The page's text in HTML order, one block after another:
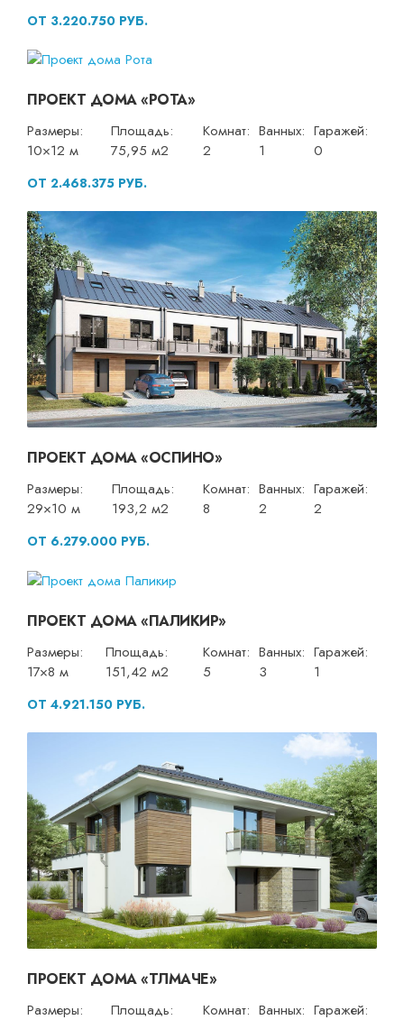
ОТ 3.220.750 РУБ.
ПРОЕКТ ДОМА «РОТА»
Размеры:
10×12 м
Площадь:
75,95 м2
Комнат:
2
Ванных:
1
Гаражей:
0
ОТ 2.468.375 РУБ.
ПРОЕКТ ДОМА «ОСПИНО»
Размеры:
29×10 м
Площадь:
193,2 м2
Комнат:
8
Ванных:
2
Гаражей:
2
ОТ 6.279.000 РУБ.
ПРОЕКТ ДОМА «ПАЛИКИР»
Размеры:
17×8 м
Площадь:
151,42 м2
Комнат:
5
Ванных:
3
Гаражей:
1
ОТ 4.921.150 РУБ.
ПРОЕКТ ДОМА «ТЛМАЧЕ»
Размеры:
Площадь:
Комнат: Ванных: Гаражей: